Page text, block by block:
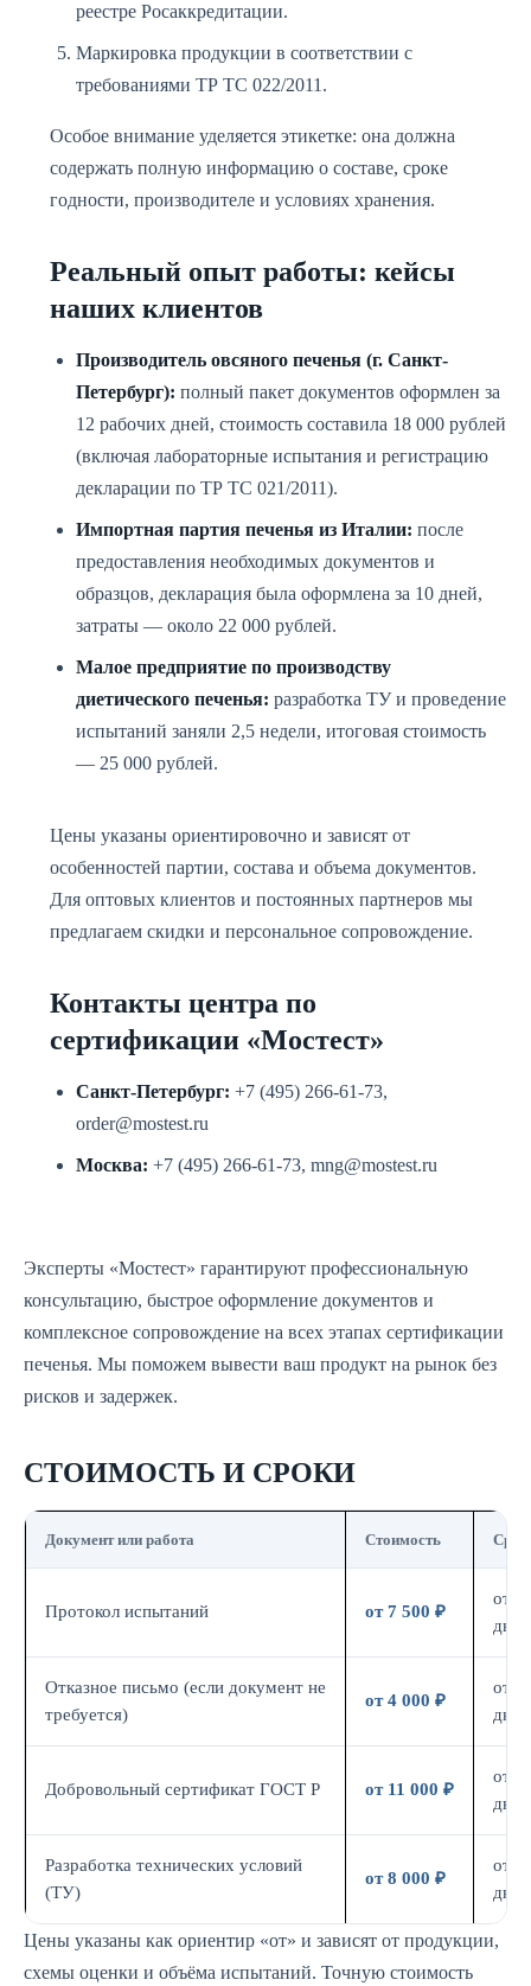
реестре Росаккредитации.
Маркировка продукции в соответствии с
требованиями ТР ТС 022/2011.
Особое внимание уделяется этикетке: она должна
содержать полную информацию о составе, сроке
годности, производителе и условиях хранения.
Реальный опыт работы: кейсы
наших клиентов
Производитель овсяного печенья (г. Санкт-
Петербург): полный пакет документов оформлен за
12 рабочих дней, стоимость составила 18 000 рублей
(включая лабораторные испытания и регистрацию
декларации по ТР ТС 021/2011).
Импортная партия печенья из Италии: после
предоставления необходимых документов и
образцов, декларация была оформлена за 10 дней,
затраты — около 22 000 рублей.
Малое предприятие по производству
диетического печенья: разработка ТУ и проведение
испытаний заняли 2,5 недели, итоговая стоимость
— 25 000 рублей.
Цены указаны ориентировочно и зависят от
особенностей партии, состава и объема документов.
Для оптовых клиентов и постоянных партнеров мы
предлагаем скидки и персональное сопровождение.
Контакты центра по
сертификации «Мостест»
Санкт-Петербург: +7 (495) 266-61-73,
order@mostest.ru
Москва: +7 (495) 266-61-73, mng@mostest.ru
Эксперты «Мостест» гарантируют профессиональную
консультацию, быстрое оформление документов и
комплексное сопровождение на всех этапах сертификации
печенья. Мы поможем вывести ваш продукт на рынок без
рисков и задержек.
СТОИМОСТЬ И СРОКИ
Документ или работа Стоимость Срок
Протокол испытаний от 7 500 ₽
от 7
дн.
Отказное письмо (если документ не
требуется)
от 4 000 ₽
от 3
дн.
Добровольный сертификат ГОСТ Р от 11 000 ₽
от 7
дн.
Разработка технических условий
(ТУ)
от 8 000 ₽
от 5
дн.
Цены указаны как ориентир «от» и зависят от продукции,
схемы оценки и объёма испытаний. Точную стоимость